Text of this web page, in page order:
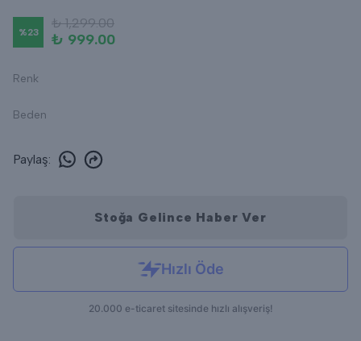
%23
₺ 1,299.00
₺ 999.00
Renk
Beden
Paylaş:
Stoğa Gelince Haber Ver